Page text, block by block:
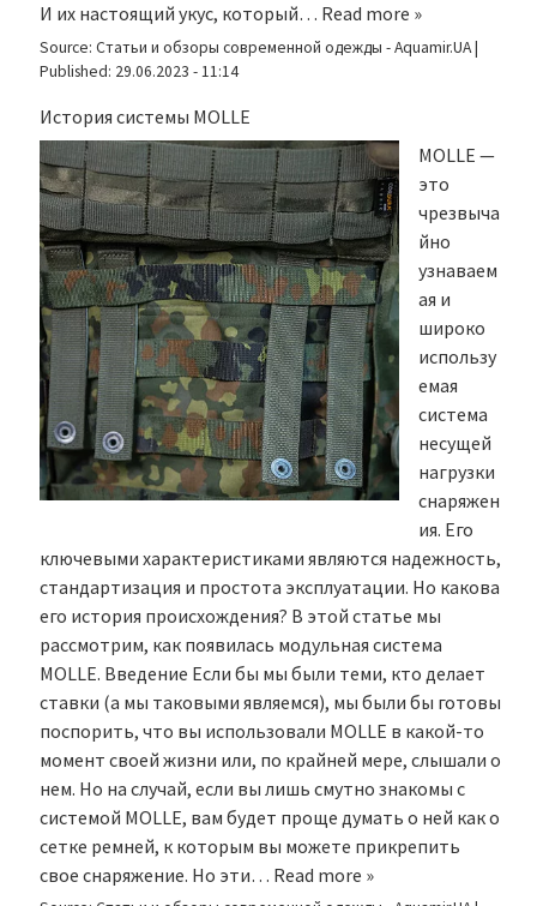
И их настоящий укус, который… Read more »
Source: Статьи и обзоры современной одежды - Aquamir.UA|
Published: 29.06.2023 - 11:14
История системы MOLLE
MOLLE —
это
чрезвыча
йно
узнаваем
ая и
широко
использу
емая
система
несущей
нагрузки
снаряжен
ия. Его
ключевыми характеристиками являются надежность,
стандартизация и простота эксплуатации. Но какова
его история происхождения? В этой статье мы
рассмотрим, как появилась модульная система
MOLLE. Введение Если бы мы были теми, кто делает
ставки (а мы таковыми являемся), мы были бы готовы
поспорить, что вы использовали MOLLE в какой-то
момент своей жизни или, по крайней мере, слышали о
нем. Но на случай, если вы лишь смутно знакомы с
системой MOLLE, вам будет проще думать о ней как о
сетке ремней, к которым вы можете прикрепить
свое снаряжение. Но эти… Read more »